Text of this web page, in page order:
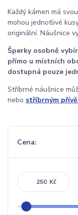
Každý kámen má
mohou jednotlivé
originální. Náušnice
Šperky osobně
přímo u místních
dostupná pouze
Stříbrné náušnice
nebo stříbrným
Cena:
Kč